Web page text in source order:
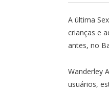
A última
crianças e
antes, no
Wanderley
usuários,